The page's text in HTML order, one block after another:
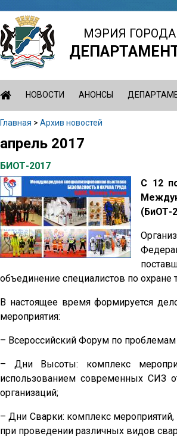
Jump
to
navigation
МЭРИЯ
НОВОСТИ АНОНСЫ
Главная > Архив новостей
Back
top
апрель 2017
БИОТ-2017
С 12
(БиОТ-
объединение специалистов по охране
В настоящее время формируется
мероприятия:
– Всероссийский Форум по проблемам
– Дни Высоты: комплекс
использованием современных СИЗ
организаций;
– Дни Сварки: комплекс
при проведении различных видов